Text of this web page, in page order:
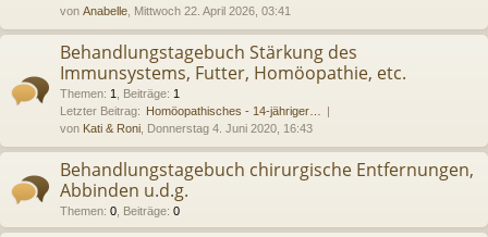
von Anabelle , Mittwoch 22. April 2026, 03:41
Behandlungstagebuch Stärkung des
Immunsystems, Futter, Homöopathie, etc.
Themen: 1 Beiträge: 1
Letzter Beitrag: Homöopathisches - 14-jähriger…
von Kati & Roni , Donnerstag 4. Juni 2020, 16:43
Behandlungstagebuch chirurgische Entfernungen,
Abbinden u.d.g.
Themen: 0 Beiträge: 0